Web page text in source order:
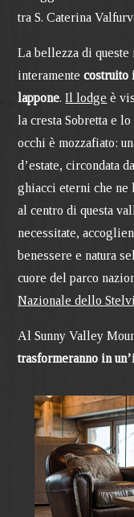
tra S. Caterina
La bellezza di
interamentecostruito
lappone.Il lodge è
la cresta Sobretta e
occhi è mozzafiato:
d’estate, circondata
ghiacci eterni che ne
al centro di questa
necessitate,
benessere e natura
cuore del parco
Nazionale dello
Al Sunny Valley
trasformeranno in